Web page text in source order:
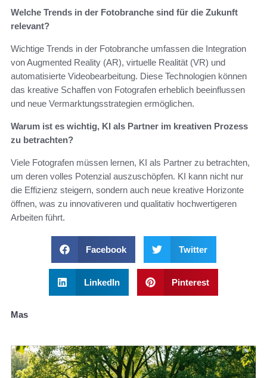
Welche Trends in der Fotobranche sind für die Zukunft
relevant?
Wichtige Trends in der Fotobranche umfassen die Integration
von Augmented Reality (AR), virtuelle Realität (VR) und
automatisierte Videobearbeitung. Diese Technologien können
das kreative Schaffen von Fotografen erheblich beeinflussen
und neue Vermarktungsstrategien ermöglichen.
Warum ist es wichtig, KI als Partner im kreativen Prozess
zu betrachten?
Viele Fotografen müssen lernen, KI als Partner zu betrachten,
um deren volles Potenzial auszuschöpfen. KI kann nicht nur
die Effizienz steigern, sondern auch neue kreative Horizonte
öffnen, was zu innovativeren und qualitativ hochwertigeren
Arbeiten führt.
Facebook Twitter
LinkedIn Pinterest
Mas